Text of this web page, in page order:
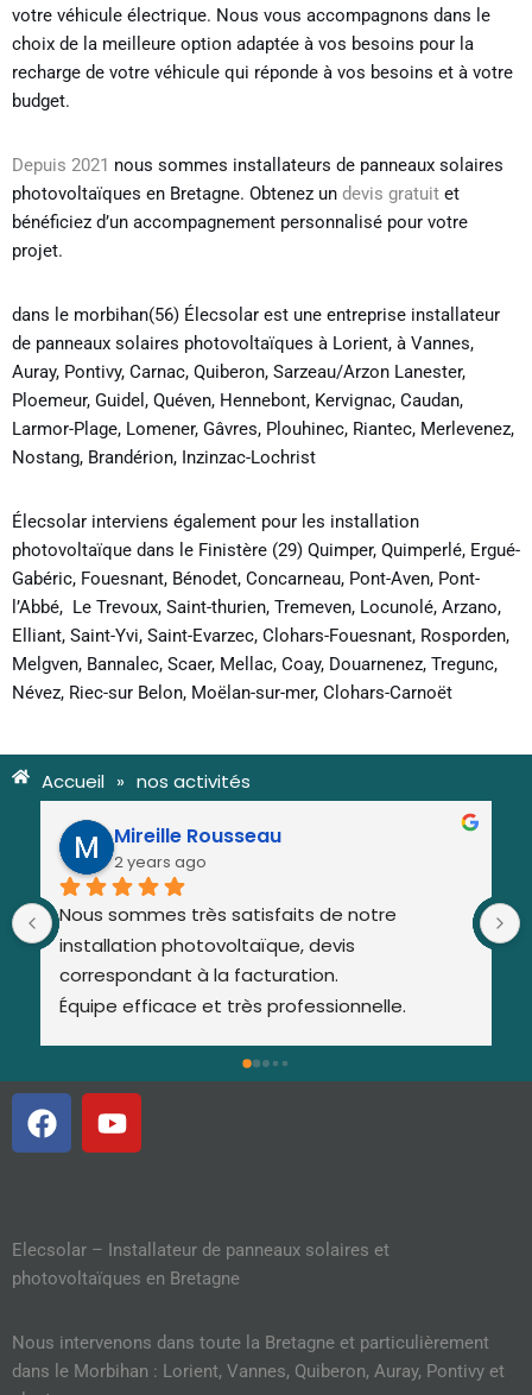
votre véhicule électrique. Nous vous accompagnons dans le
choix de la meilleure option adaptée à vos besoins pour la
recharge de votre véhicule qui réponde à vos besoins et à votre
budget.
Depuis 2021 nous sommes installateurs de panneaux solaires
photovoltaïques en Bretagne. Obtenez un devis gratuit et
bénéficiez d’un accompagnement personnalisé pour votre
projet.
dans le morbihan(56) Élecsolar est une entreprise installateur
de panneaux solaires photovoltaïques à Lorient, à Vannes,
Auray, Pontivy, Carnac, Quiberon, Sarzeau/Arzon Lanester,
Ploemeur, Guidel, Quéven, Hennebont, Kervignac, Caudan,
Larmor-Plage, Lomener, Gâvres, Plouhinec, Riantec, Merlevenez,
Nostang, Brandérion, Inzinzac-Lochrist
Élecsolar interviens également pour les installation
photovoltaïque dans le Finistère (29) Quimper, Quimperlé, Ergué-
Gabéric, Fouesnant, Bénodet, Concarneau, Pont-Aven, Pont-
l’Abbé, Le Trevoux, Saint-thurien, Tremeven, Locunolé, Arzano,
Elliant, Saint-Yvi, Saint-Evarzec, Clohars-Fouesnant, Rosporden,
Melgven, Bannalec, Scaer, Mellac, Coay, Douarnenez, Tregunc,
Névez, Riec-sur Belon, Moëlan-sur-mer, Clohars-Carnoët
Accueil » nos activités
Mireille Rousseau
2 years ago
Nous sommes très satisfaits de notre
installation photovoltaïque, devis
correspondant à la facturation.
Équipe efficace et très professionnelle.
Je recommande.
Elecsolar – Installateur de panneaux solaires et
photovoltaïques en Bretagne
Nous intervenons dans toute la Bretagne et particulièrement
dans le Morbihan : Lorient, Vannes, Quiberon, Auray, Pontivy et